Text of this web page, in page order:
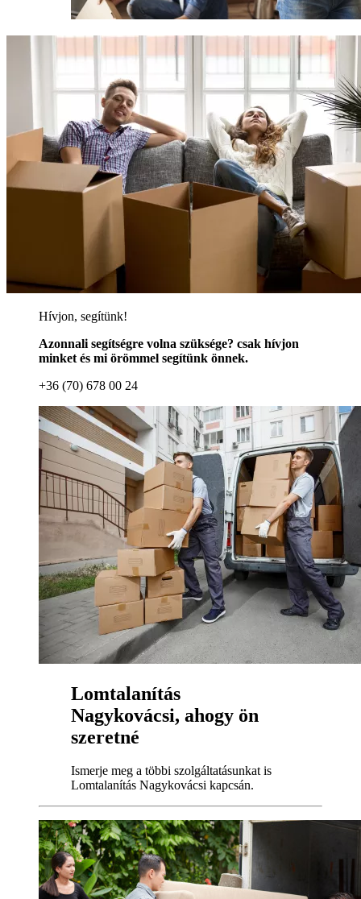
Hívjon, segítünk!
Azonnali segítségre volna szüksége? csak hívjon
minket és mi örömmel segítünk önnek.
+36 (70) 678 00 24
Lomtalanítás
Nagykovácsi, ahogy ön
szeretné
Ismerje meg a többi szolgáltatásunkat is
Lomtalanítás Nagykovácsi kapcsán.